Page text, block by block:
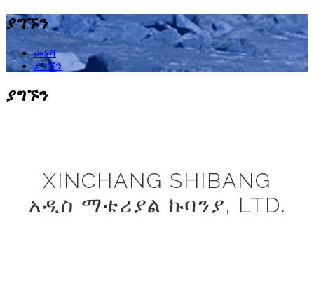
ያግኙን
መነሻ
ያግኙን
ያግኙን
XINCHANG SHIBANG
አዲስ ማቴሪያል ኩባንያ, LTD.